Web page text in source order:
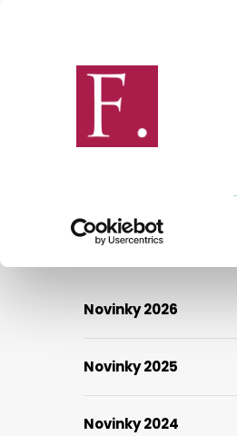
Novinky 2026
Novinky 2025
Novinky 2024